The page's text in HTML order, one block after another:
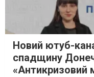
Новий ютуб-
спадщину
«Антикризовий